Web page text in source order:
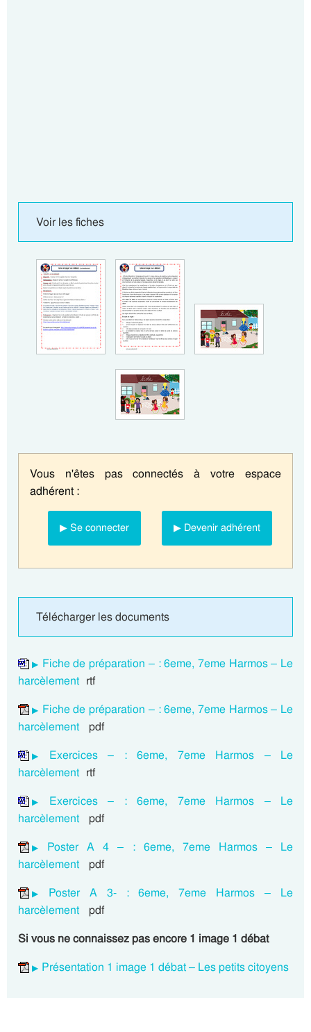
Voir les fiches
Vous n'êtes pas connectés à votre espace
adhérent :
▶ Se connecter ▶ Devenir adhérent
Télécharger les documents
Fiche de préparation – : 6eme, 7eme Harmos – Le
harcèlement rtf
Fiche de préparation – : 6eme, 7eme Harmos – Le
harcèlement
pdf
Exercices – : 6eme, 7eme Harmos – Le
harcèlement rtf
Exercices – : 6eme, 7eme Harmos – Le
harcèlement pdf
Poster A 4 – : 6eme, 7eme Harmos – Le
harcèlement pdf
Poster A 3- : 6eme, 7eme Harmos – Le
harcèlement pdf
Si vous ne connaissez pas encore 1 image 1 débat
Présentation 1 image 1 débat – Les petits citoyens